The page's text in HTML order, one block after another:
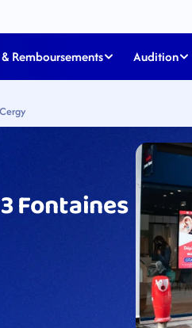
Remboursements Audition
Fontaines